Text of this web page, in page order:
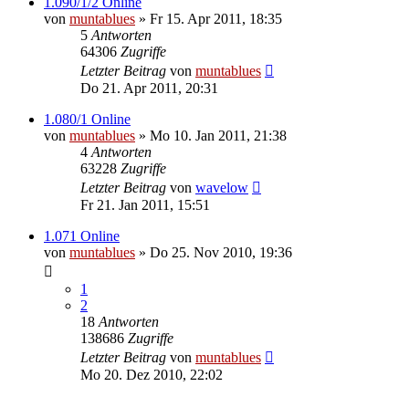
von muntablues » Fr 15. Apr 2011, 18:35
5 Antworten
64306 Zugriffe
Letzter Beitrag von muntablues
Do 21. Apr 2011, 20:31
1.080/1 Online
von muntablues » Mo 10. Jan 2011, 21:38
4 Antworten
63228 Zugriffe
Letzter Beitrag von wavelow
Fr 21. Jan 2011, 15:51
1.071 Online
von muntablues » Do 25. Nov 2010, 19:36
1
2
18 Antworten
138686 Zugriffe
Letzter Beitrag von muntablues
Mo 20. Dez 2010, 22:02